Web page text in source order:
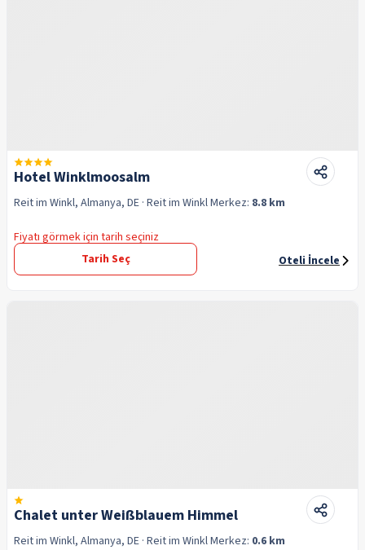
Hotel Winklmoosalm
Reit im Winkl, Almanya, DE · Reit im WinklMerkez: 8.8 km
Fiyatı görmek için tarih seçiniz
Tarih Seç
Oteli İncele
Chalet unter Weißblauem Himmel
Reit im Winkl, Almanya, DE · Reit im WinklMerkez: 0.6 km